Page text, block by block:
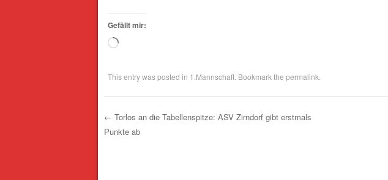
Gefällt mir:
Wird
This entry was posted in 1.Mannschaft. Bookmark the permalink
Post navigation
← Torlos an die Tabellenspitze: ASV Zirndorf gibt erstmals
Punkte ab